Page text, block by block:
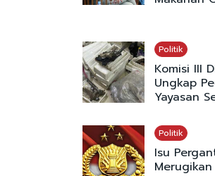
Politik
Komisi III
Ungkap
Yayasan
Politik
Isu